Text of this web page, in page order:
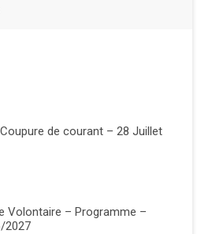
Coupure de courant – 28 Juillet
Volontaire – Programme –
2027